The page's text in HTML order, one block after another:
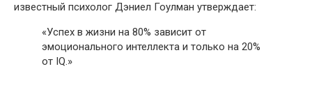
известный психолог Дэниел Гоулман утверждает:
«Успех в жизни на 80% зависит от
эмоционального интеллекта и только на 20%
от IQ.»